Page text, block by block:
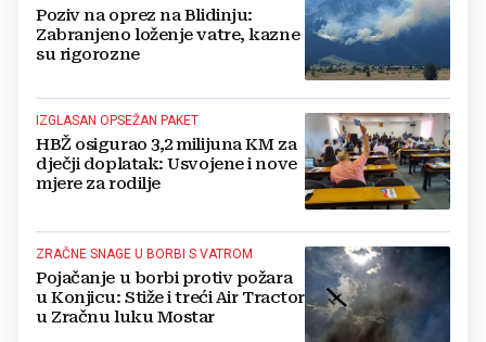
Poziv na oprez na Blidinju:
Zabranjeno loženje vatre, kazne
su rigorozne
IZGLASAN OPSEŽAN PAKET
HBŽ osigurao 3,2 milijuna KM za
dječji doplatak: Usvojene i nove
mjere za rodilje
ZRAČNE SNAGE U BORBI S VATROM
Pojačanje u borbi protiv požara
u Konjicu: Stiže i treći Air Tractor
u Zračnu luku Mostar